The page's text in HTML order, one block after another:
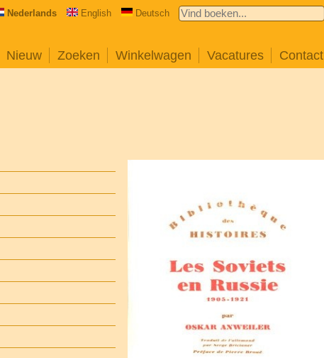
Nederlands English Deutsch
Nieuw Zoeken Winkelwagen Vacatures Contact